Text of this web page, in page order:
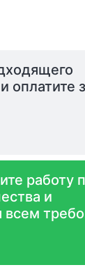
оплатите
работу
и
всем